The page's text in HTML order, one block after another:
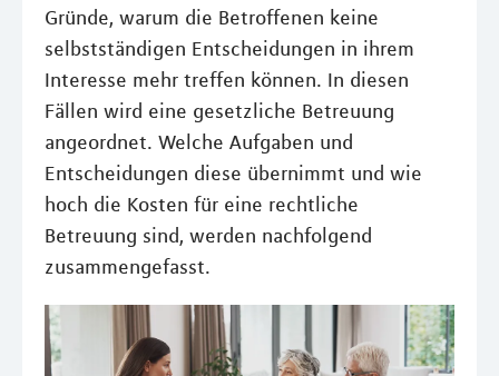
Gründe, warum die Betroffenen keine
selbstständigen Entscheidungen in ihrem
Interesse mehr treffen können. In diesen
Fällen wird eine gesetzliche Betreuung
angeordnet. Welche Aufgaben und
Entscheidungen diese übernimmt und wie
hoch die Kosten für eine rechtliche
Betreuung sind, werden nachfolgend
zusammengefasst.